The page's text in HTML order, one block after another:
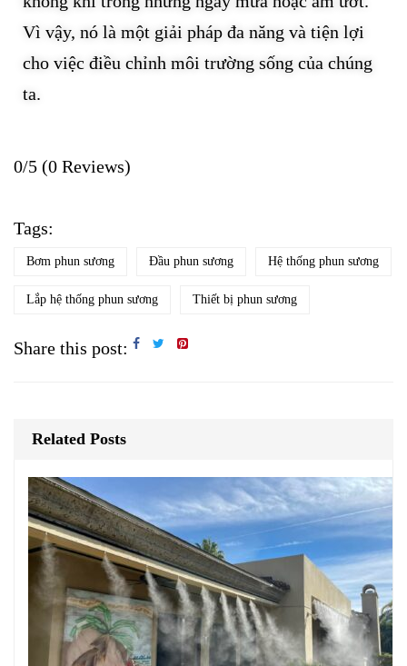
Vì vậy, nó là một giải pháp đa năng và tiện lợi
cho việc điều chỉnh môi trường sống của chúng
ta.
0/5 (0 Reviews)
Tags:
Bơm phun sương Đầu phun sương Hệ thống phun sương
Lắp hệ thống phun sương Thiết bị phun sương
Share this post:
Related Posts